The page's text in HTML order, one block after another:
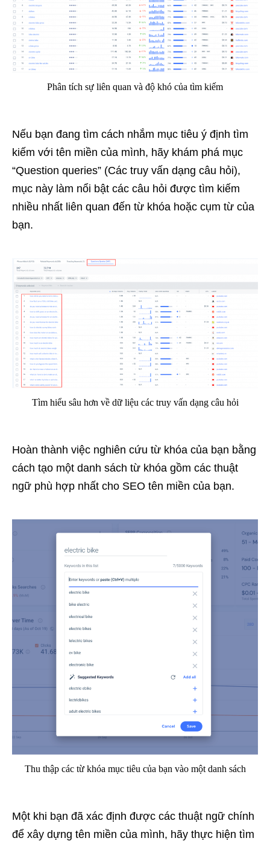
Phân tích sự liên quan và độ khó của tìm kiếm
Nếu bạn đang tìm cách nhắm mục tiêu ý định tìm
kiếm với tên miền của mình, hãy khám phá mục
“Question queries” (Các truy vấn dạng câu hỏi),
mục này làm nổi bật các câu hỏi được tìm kiếm
nhiều nhất liên quan đến từ khóa hoặc cụm từ của
bạn.
Tìm hiểu sâu hơn về dữ liệu các truy vấn dạng câu hỏi
Hoàn thành việc nghiên cứu từ khóa của bạn bằng
cách tạo một danh sách từ khóa gồm các thuật
ngữ phù hợp nhất cho SEO tên miền của bạn.
Thu thập các từ khóa mục tiêu của bạn vào một danh sách
Một khi bạn đã xác định được các thuật ngữ chính
để xây dựng tên miền của mình, hãy thực hiện tìm